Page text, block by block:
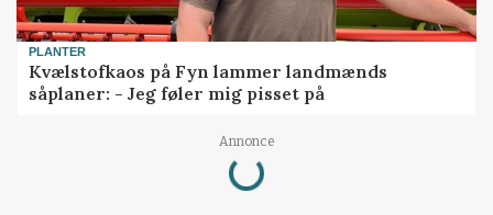
PLANTER
Kvælstofkaos på Fyn lammer landmænds
såplaner: - Jeg føler mig pisset på
Annonce
Loading...